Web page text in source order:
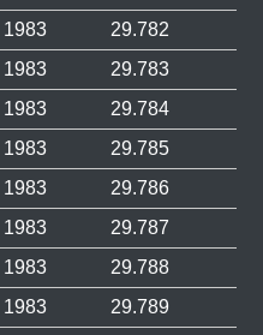
1983
29.782
1983
29.783
1983
29.784
1983
29.785
1983
29.786
1983
29.787
1983
29.788
1983
29.789